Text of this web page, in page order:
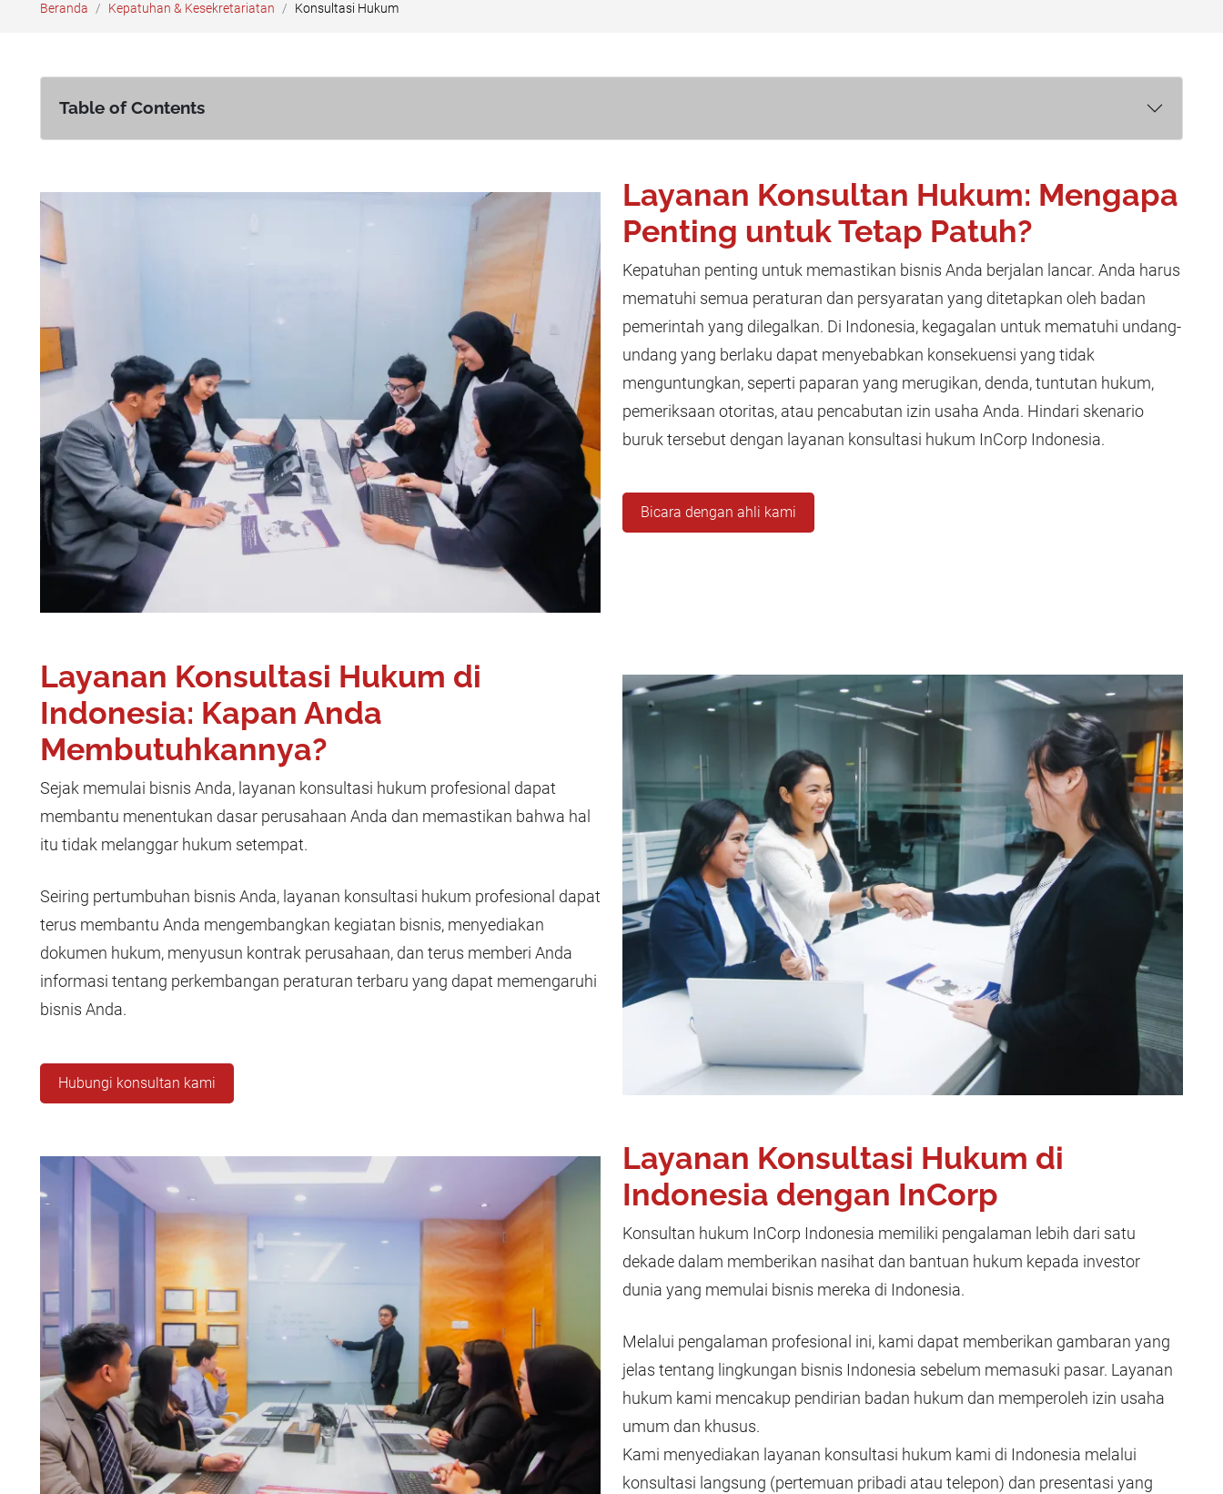
Beranda Kepatuhan & Kesekretariatan Konsultasi Hukum
Table of Contents
Layanan Konsultan Hukum: Mengapa
Penting untuk Tetap Patuh?
Kepatuhan penting untuk memastikan bisnis Anda berjalan lancar. Anda harus
mematuhi semua peraturan dan persyaratan yang ditetapkan oleh badan
pemerintah yang dilegalkan. Di Indonesia, kegagalan untuk mematuhi undang-
undang yang berlaku dapat menyebabkan konsekuensi yang tidak
menguntungkan, seperti paparan yang merugikan, denda, tuntutan hukum,
pemeriksaan otoritas, atau pencabutan izin usaha Anda. Hindari skenario
buruk tersebut dengan layanan konsultasi hukum InCorp Indonesia.
Bicara dengan ahli kami
Layanan Konsultasi Hukum di
Indonesia: Kapan Anda
Membutuhkannya?
Sejak memulai bisnis Anda, layanan konsultasi hukum profesional dapat
membantu menentukan dasar perusahaan Anda dan memastikan bahwa hal
itu tidak melanggar hukum setempat.
Seiring pertumbuhan bisnis Anda, layanan konsultasi hukum profesional dapat
terus membantu Anda mengembangkan kegiatan bisnis, menyediakan
dokumen hukum, menyusun kontrak perusahaan, dan terus memberi Anda
informasi tentang perkembangan peraturan terbaru yang dapat memengaruhi
bisnis Anda.
Hubungi konsultan kami
Layanan Konsultasi Hukum di
Indonesia dengan InCorp
Konsultan hukum InCorp Indonesia memiliki pengalaman lebih dari satu
dekade dalam memberikan nasihat dan bantuan hukum kepada investor
dunia yang memulai bisnis mereka di Indonesia.
Melalui pengalaman profesional ini, kami dapat memberikan gambaran yang
jelas tentang lingkungan bisnis Indonesia sebelum memasuki pasar. Layanan
hukum kami mencakup pendirian badan hukum dan memperoleh izin usaha
umum dan khusus.
Kami menyediakan layanan konsultasi hukum kami di Indonesia melalui
konsultasi langsung (pertemuan pribadi atau telepon) dan presentasi yang